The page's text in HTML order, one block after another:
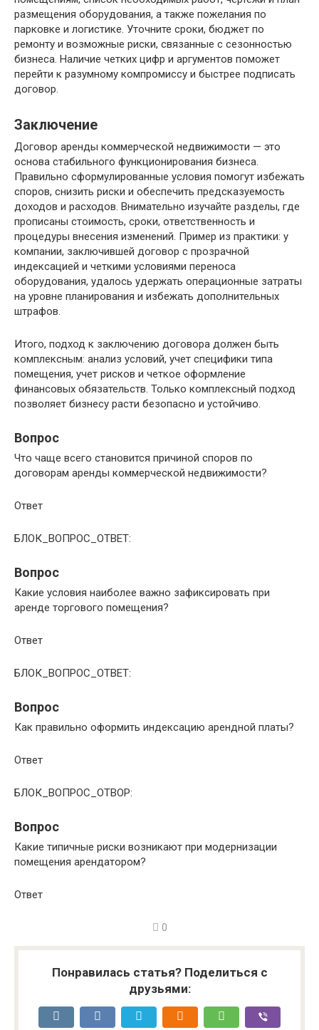
размещения оборудования, а также пожелания по
парковке и логистике. Уточните сроки, бюджет по
ремонту и возможные риски, связанные с сезонностью
бизнеса. Наличие четких цифр и аргументов поможет
перейти к разумному компромиссу и быстрее подписать
договор.
Заключение
Договор аренды коммерческой недвижимости — это
основа стабильного функционирования бизнеса.
Правильно сформулированные условия помогут избежать
споров, снизить риски и обеспечить предсказуемость
доходов и расходов. Внимательно изучайте разделы, где
прописаны стоимость, сроки, ответственность и
процедуры внесения изменений. Пример из практики: у
компании, заключившей договор с прозрачной
индексацией и четкими условиями переноса
оборудования, удалось удержать операционные затраты
на уровне планирования и избежать дополнительных
штрафов.
Итого, подход к заключению договора должен быть
комплексным: анализ условий, учет специфики типа
помещения, учет рисков и четкое оформление
финансовых обязательств. Только комплексный подход
позволяет бизнесу расти безопасно и устойчиво.
Вопрос
Что чаще всего становится причиной споров по
договорам аренды коммерческой недвижимости?
Ответ
БЛОК_ВОПРОС_ОТВЕТ:
Вопрос
Какие условия наиболее важно зафиксировать при
аренде торгового помещения?
Ответ
БЛОК_ВОПРОС_ОТВЕТ:
Вопрос
Как правильно оформить индексацию арендной платы?
Ответ
БЛОК_ВОПРОС_ОТВОР:
Вопрос
Какие типичные риски возникают при модернизации
помещения арендатором?
Ответ
0
Понравилась статья? Поделиться с
друзьями: